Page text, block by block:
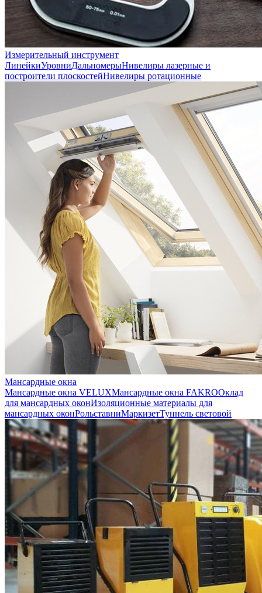
Измерительный инструмент
ЛинейкиУровниДальномерыНивелиры лазерные и
построители плоскостейНивелиры ротационные
Мансардные окна
Мансардные окна VELUXМансардные окна FAKROОклад
для мансардных оконИзоляционные материалы для
мансардных оконРольставниМаркизетТуннель световой